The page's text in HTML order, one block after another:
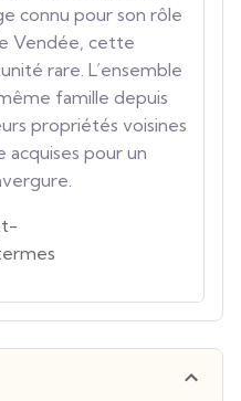
connu pour son rôle
Vendée, cette
rare. L’ensemble
famille depuis
propriétés voisines
pour un